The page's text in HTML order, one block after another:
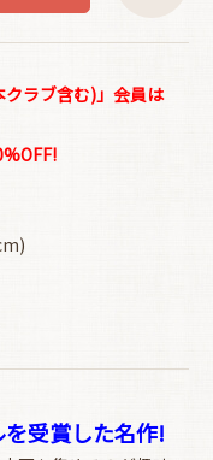
ラブ含む)」会員は
受賞した名作!